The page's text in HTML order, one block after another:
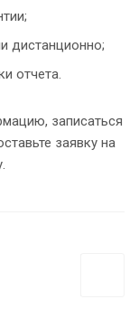
дистанционно;
отчета.
записаться
заявку на